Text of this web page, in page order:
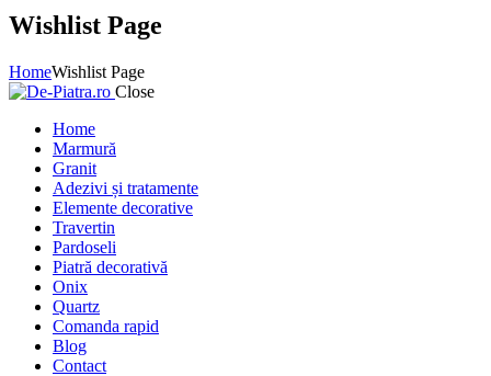
Wishlist Page
HomeWishlist Page
Close
Home
Marmură
Granit
Adezivi și tratamente
Elemente decorative
Travertin
Pardoseli
Piatră decorativă
Onix
Quartz
Comanda rapid
Blog
Contact